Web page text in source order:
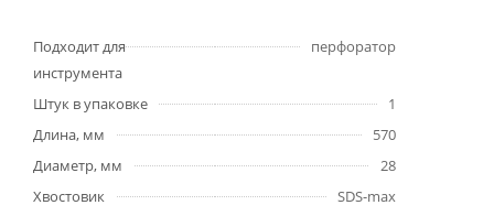
Подходит для
инструмента
перфоратор
Штук в упаковке
1
Длина, мм
570
Диаметр, мм
28
Хвостовик
SDS-max